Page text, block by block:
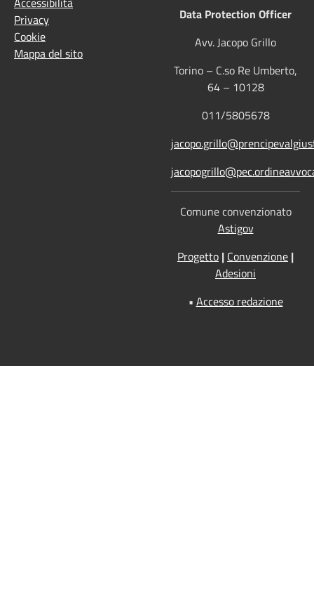
Privacy
Cookie
Mappa del sito
Data Protection Officer
Avv. Jacopo Grillo
Torino – C.so Re Umberto,
64 – 10128
011/5805678
Comune convenzionato
Astigov
Progetto | Convenzione |
Adesioni
• Accesso redazione